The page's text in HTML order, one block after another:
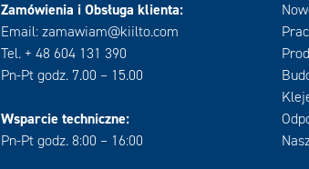
Zamówienia i Obsługa klienta:
Email: zamawiam@kiilto.com
Tel. + 48 604 131 390
Pn-Pt godz. 7.00 – 15.00
Wsparcie techniczne:
Pn-Pt godz. 8:00 – 16:00